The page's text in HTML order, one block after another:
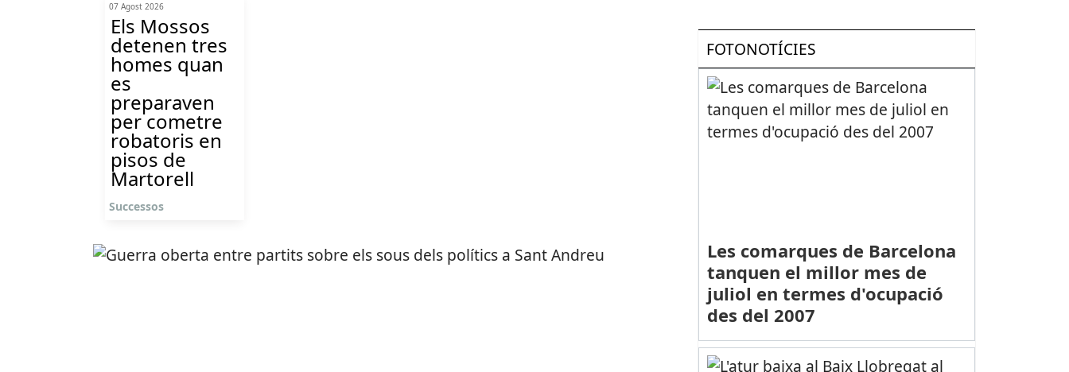
07 Agost 2026
Els Mossos
detenen tres
homes quan
es
preparaven
per cometre
robatoris en
pisos de
Martorell
Successos
FOTONOTÍCIES
Les comarques de Barcelona
tanquen el millor mes de
juliol en termes d'ocupació
des del 2007